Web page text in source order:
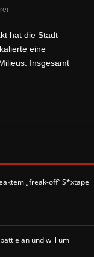
hat die Stadt
eine
Insgesamt
„freak-off“ S*xtape
an und will um